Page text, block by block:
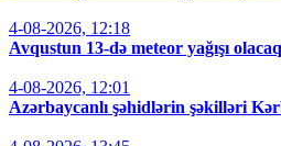
4-08-2026, 12:18
Avqustun 13-də meteor yağışı olacaq
4-08-2026, 12:01
Azərbaycanlı şəhidlərin şəkilləri